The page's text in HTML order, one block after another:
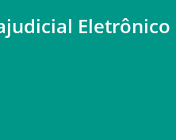
Eletrônico